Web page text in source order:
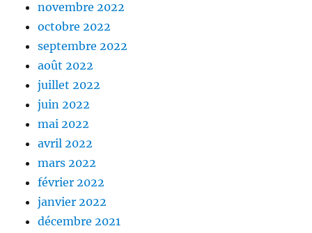
novembre 2022
octobre 2022
septembre 2022
août 2022
juillet 2022
juin 2022
mai 2022
avril 2022
mars 2022
février 2022
janvier 2022
décembre 2021